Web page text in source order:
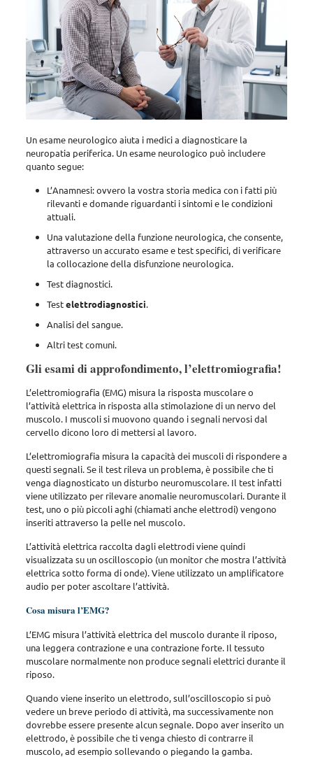
Un esame neurologico aiuta i medici a diagnosticare la
neuropatia periferica. Un esame neurologico può includere
quanto segue:
L’Anamnesi: ovvero la vostra storia medica con i fatti più
rilevanti e domande riguardanti i sintomi e le condizioni
attuali.
Una valutazione della funzione neurologica, che consente,
attraverso un accurato esame e test specifici, di verificare
la collocazione della disfunzione neurologica.
Test diagnostici.
Testelettrodiagnostici.
Analisi del sangue.
Altri test comuni.
Gli esami di approfondimento, l’elettromiografia!
L’elettromiografia (EMG) misura la risposta muscolare o
l’attività elettrica in risposta alla stimolazione di un nervo del
muscolo. I muscoli si muovono quando i segnali nervosi dal
cervello dicono loro di mettersi al lavoro.
L’elettromiografia misura la capacità dei muscoli di rispondere a
questi segnali. Se il test rileva un problema, è possibile che ti
venga diagnosticato un disturbo neuromuscolare. Il test infatti
viene utilizzato per rilevare anomalie neuromuscolari. Durante il
test, uno o più piccoli aghi (chiamati anche elettrodi) vengono
inseriti attraverso la pelle nel muscolo.
L’attività elettrica raccolta dagli elettrodi viene quindi
visualizzata su un oscilloscopio (un monitor che mostra l’attività
elettrica sotto forma di onde). Viene utilizzato un amplificatore
audio per poter ascoltare l’attività.
Cosa misura l’EMG?
L’EMG misura l’attività elettrica del muscolo durante il riposo,
una leggera contrazione e una contrazione forte. Il tessuto
muscolare normalmente non produce segnali elettrici durante il
riposo.
Quando viene inserito un elettrodo, sull’oscilloscopio si può
vedere un breve periodo di attività, ma successivamente non
dovrebbe essere presente alcun segnale. Dopo aver inserito un
elettrodo, è possibile che ti venga chiesto di contrarre il
muscolo, ad esempio sollevando o piegando la gamba.